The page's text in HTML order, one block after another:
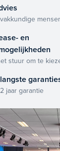
en
stuur om te
jaar garantie